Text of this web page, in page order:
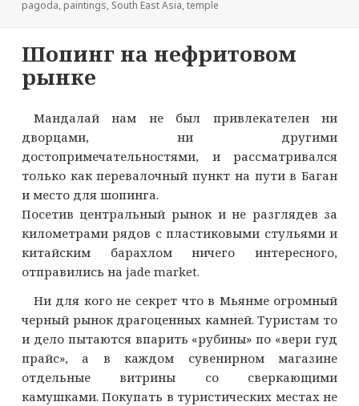
pagoda, paintings, South East Asia,temple
Шопинг на нефритовом
рынке
Мандалай нам не был привлекателен ни
дворцами, ни другими
достопримечательностями, и рассматривался
только как перевалочный пункт на пути в Баган
и место для шопинга.
Посетив центральный рынок и не разглядев за
километрами рядов с пластиковыми стульями и
китайским барахлом ничего интересного,
отправились на jade market.
Ни для кого не секрет что в Мьянме огромный
черный рынок драгоценных камней. Туристам то
и дело пытаются впарить «рубины» по «вери гуд
прайс», а в каждом сувенирном магазине
отдельные витрины со сверкающими
камушками. Покупать в туристических местах не